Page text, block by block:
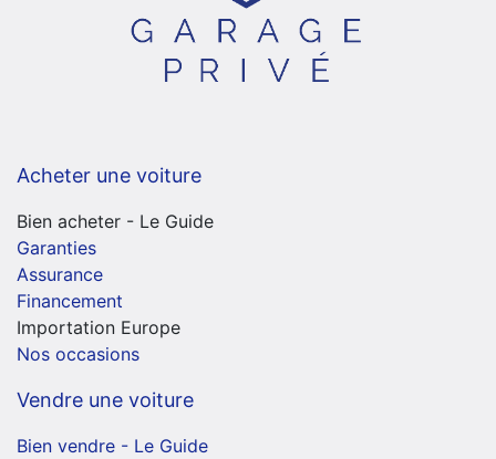
Acheter une voiture
Bien acheter - Le Guide
Garanties
Assurance
Financement
Importation Europe
Nos occasions
Vendre une voiture
Bien vendre - Le Guide